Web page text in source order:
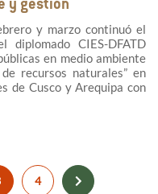
y gestión
y marzo continuó el
diplomado CIES-DFATD
en medio ambiente
recursos naturales” en
de Cusco y Arequipa con
4